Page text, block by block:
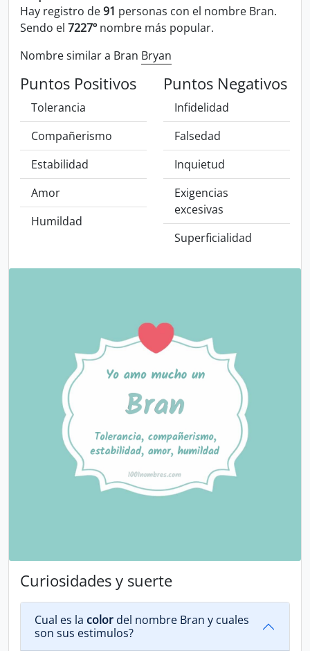
Hay registro de91 personas con el nombre Bran.
Sendo el 7227º nombre más popular.
Nombre similar a Bran Bryan
Puntos Positivos
Tolerancia
Compañerismo
Estabilidad
Amor
Humildad
Puntos Negativos
Infidelidad
Falsedad
Inquietud
Exigencias
excesivas
Superficialidad
Curiosidades y suerte
Cual es la color del nombre Bran y cuales
son sus estimulos?